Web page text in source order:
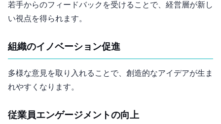
若手からのフィードバックを受けることで、経営層が新し
い視点を得られます。
組織のイノベーション促進
多様な意見を取り入れることで、創造的なアイデアが生ま
れやすくなります。
従業員エンゲージメントの向上